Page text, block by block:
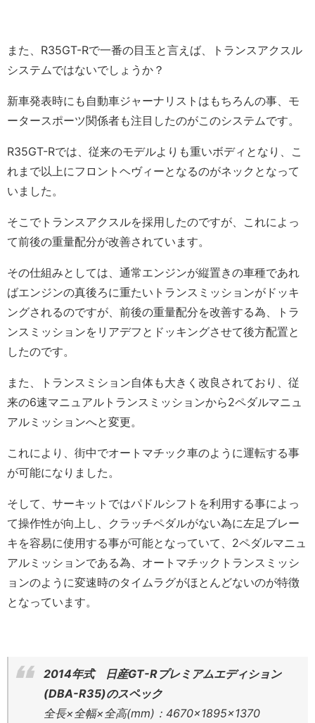
また、R35GT-Rで一番の目玉と言えば、トランスアクスル
システムではないでしょうか？
新車発表時にも自動車ジャーナリストはもちろんの事、モ
ータースポーツ関係者も注目したのがこのシステムです。
R35GT-Rでは、従来のモデルよりも重いボディとなり、こ
れまで以上にフロントヘヴィーとなるのがネックとなって
いました。
そこでトランスアクスルを採用したのですが、これによっ
て前後の重量配分が改善されています。
その仕組みとしては、通常エンジンが縦置きの車種であれ
ばエンジンの真後ろに重たいトランスミッションがドッキ
ングされるのですが、前後の重量配分を改善する為、トラ
ンスミッションをリアデフとドッキングさせて後方配置と
したのです。
また、トランスミション自体も大きく改良されており、従
来の6速マニュアルトランスミッションから2ペダルマニュ
アルミッションへと変更。
これにより、街中でオートマチック車のように運転する事
が可能になりました。
そして、サーキットではパドルシフトを利用する事によっ
て操作性が向上し、クラッチペダルがない為に左足ブレー
キを容易に使用する事が可能となっていて、2ペダルマニュ
アルミッションである為、オートマチックトランスミッシ
ョンのように変速時のタイムラグがほとんどないのが特徴
となっています。
2014年式 日産GT-Rプレミアムエディション
(DBA-R35)のスペック
全長×全幅×全高(mm)：4670×1895×1370